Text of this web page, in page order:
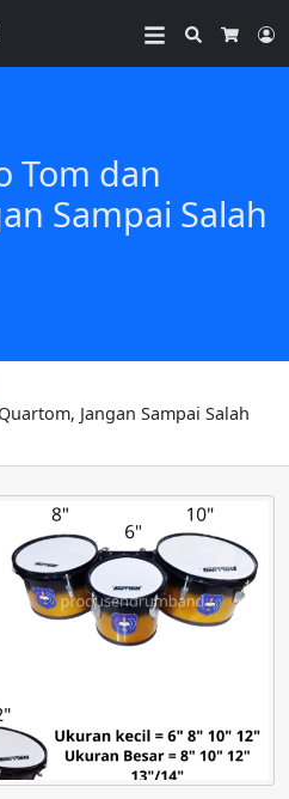
Search
Tom dan
Sampai Salah
Jangan Sampai Salah